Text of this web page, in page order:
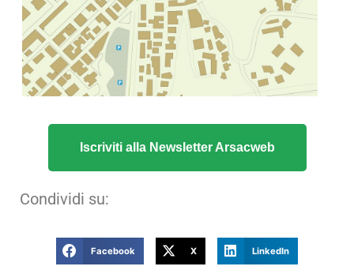
Iscriviti alla Newsletter Arsacweb
Condividi su:
Facebook X LinkedIn